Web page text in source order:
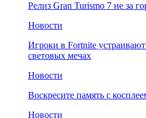
Релиз Gran Turismo 7 не за
Новости
Игроки в Fortnite
световых мечах
Новости
Воскресите память с
Новости